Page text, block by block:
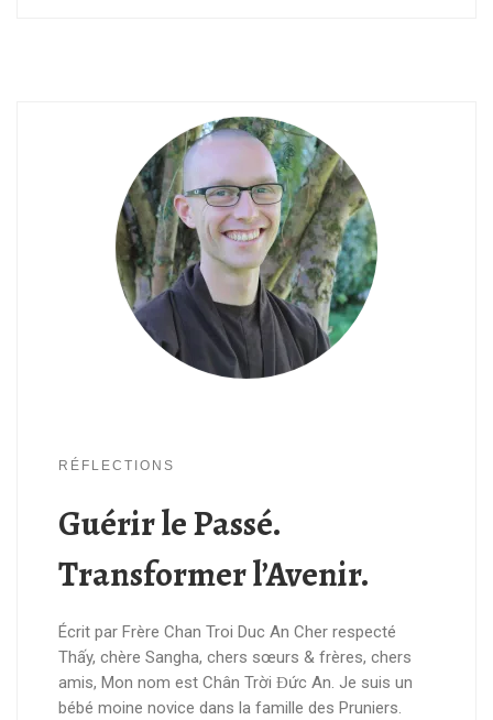
RÉFLECTIONS
Guérir le Passé.
Transformer l’Avenir.
Écrit par Frère Chan Troi Duc An Cher respecté
Thấy, chère Sangha, chers sœurs & frères, chers
amis, Mon nom est Chân Trời Ɖức An. Je suis un
bébé moine novice dans la famille des Pruniers.